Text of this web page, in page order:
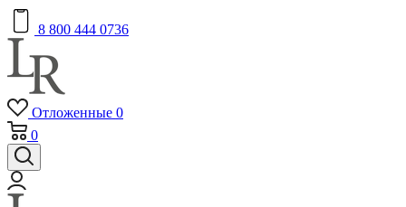
8 800 444 0736
Отложенные 0
0